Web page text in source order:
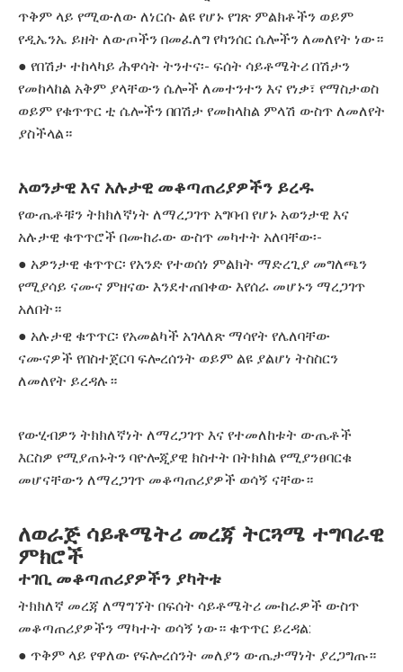
ጥቅም ላይ የሚውለው ለነርሱ ልዩ የሆኑ የገጽ ምልክቶችን ወይም
የዲኤንኤ ይዘት ለውጦችን በመፈለግ የካንሰር ሴሎችን ለመለየት ነው።
● የበሽታ ተከላካይ ሕዋሳት ትንተና፡- ፍሰት ሳይቶሜትሪ በሽታን
የመከላከል አቅም ያላቸውን ሴሎች ለመተንተን እና የነቃ፣ የማስታወስ
ወይም የቁጥጥር ቲ ሴሎችን በበሽታ የመከላከል ምላሽ ውስጥ ለመለየት
ያስችላል።
አወንታዊ እና አሉታዊ መቆጣጠሪያዎችን ይረዱ
የውጤቶቹን ትክክለኛነት ለማረጋገጥ አግባብ የሆኑ አወንታዊ እና
አሉታዊ ቁጥጥሮች በሙከራው ውስጥ መካተት አለባቸው፡-
● አዎንታዊ ቁጥጥር፡ የአንድ የተወሰነ ምልክት ማድረጊያ መግለጫን
የሚያሳይ ናሙና ምዘናው እንደተጠበቀው እየሰራ መሆኑን ማረጋገጥ
አለበት።
● አሉታዊ ቁጥጥር፡ የአመልካች አገላለጽ ማሳየት የሌለባቸው
ናሙናዎች የበስተጀርባ ፍሎረሰንት ወይም ልዩ ያልሆነ ትስስርን
ለመለየት ይረዳሉ።
የውሂብዎን ትክክለኛነት ለማረጋገጥ እና የተመለከቱት ውጤቶች
እርስዎ የሚያጠኑትን ባዮሎጂያዊ ክስተት በትክክል የሚያንፀባርቁ
መሆናቸውን ለማረጋገጥ መቆጣጠሪያዎች ወሳኝ ናቸው።
ለወራጅ ሳይቶሜትሪ መረጃ ትርጓሜ ተግባራዊ
ምክሮች
ተገቢ መቆጣጠሪያዎችን ያካትቱ
ትክክለኛ መረጃ ለማግኘት በፍሰት ሳይቶሜትሪ ሙከራዎች ውስጥ
መቆጣጠሪያዎችን ማካተት ወሳኝ ነው። ቁጥጥር ይረዳል:
● ጥቅም ላይ የዋለው የፍሎረሰንት መለያን ውጤታማነት ያረጋግጡ።